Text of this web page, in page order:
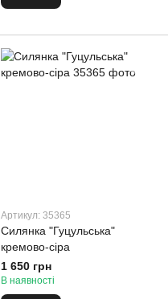
Артикул: 35365
Силянка "Гуцульська"
кремово-сіра
1 650 грн
В наявності